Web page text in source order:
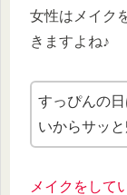
女性はメイク
きますよね♪
すっぴんの
いからサッと
メイクをして